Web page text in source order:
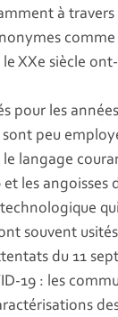
à travers
comme
XXe siècle
pour les
peu
langage
les angoisses
souvent
du 11
19 : les